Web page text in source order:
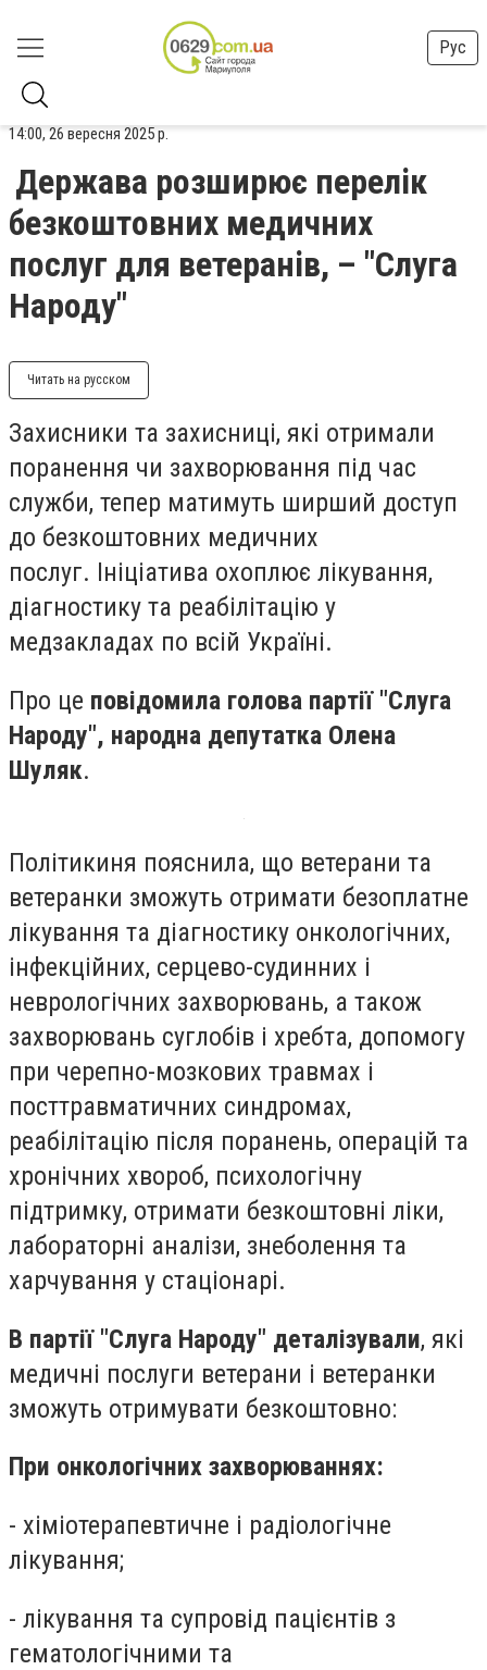
Рус
14:00, 26 вересня 2025 р.
Держава розширює перелік
безкоштовних медичних
послуг для ветеранів, – "Слуга
Народу"
Читать на русском
Захисники та захисниці, які отримали
поранення чи захворювання під час
служби, тепер матимуть ширший доступ
до безкоштовних медичних
послуг. Ініціатива охоплює лікування,
діагностику та реабілітацію у
медзакладах по всій Україні.
Про це повідомила голова партії "Слуга
Народу", народна депутатка Олена
Шуляк.
Політикиня пояснила, що ветерани та
ветеранки зможуть отримати безоплатне
лікування та діагностику онкологічних,
інфекційних, серцево-судинних і
неврологічних захворювань, а також
захворювань суглобів і хребта, допомогу
при черепно-мозкових травмах і
посттравматичних синдромах,
реабілітацію після поранень, операцій та
хронічних хвороб, психологічну
підтримку, отримати безкоштовні ліки,
лабораторні аналізи, знеболення та
харчування у стаціонарі.
В партії "Слуга Народу" деталізували, які
медичні послуги ветерани і ветеранки
зможуть отримувати безкоштовно:
При онкологічних захворюваннях:
- хіміотерапевтичне і радіологічне
лікування;
- лікування та супровід пацієнтів з
гематологічними та